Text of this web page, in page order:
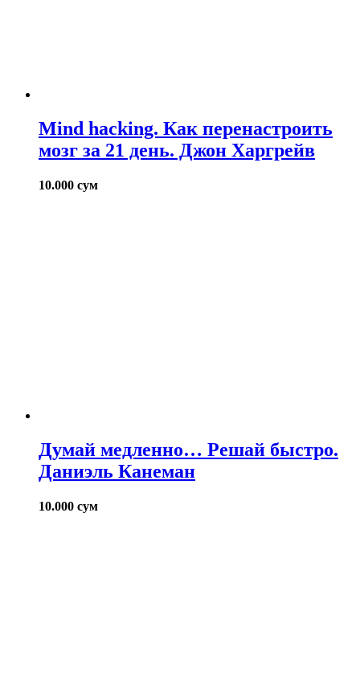
Mind hacking. Как перенастроить
мозг за 21 день. Джон Харгрейв
10.000 сум
Думай медленно… Решай быстро.
Даниэль Канеман
10.000 сум